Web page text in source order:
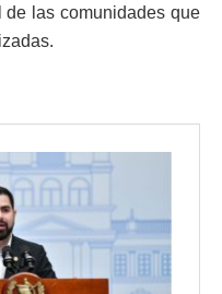
las comunidades que